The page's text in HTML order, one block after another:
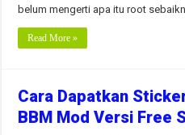
belum mengerti apa itu root
Read More »
Cara Dapatkan
BBM Mod Versi Free